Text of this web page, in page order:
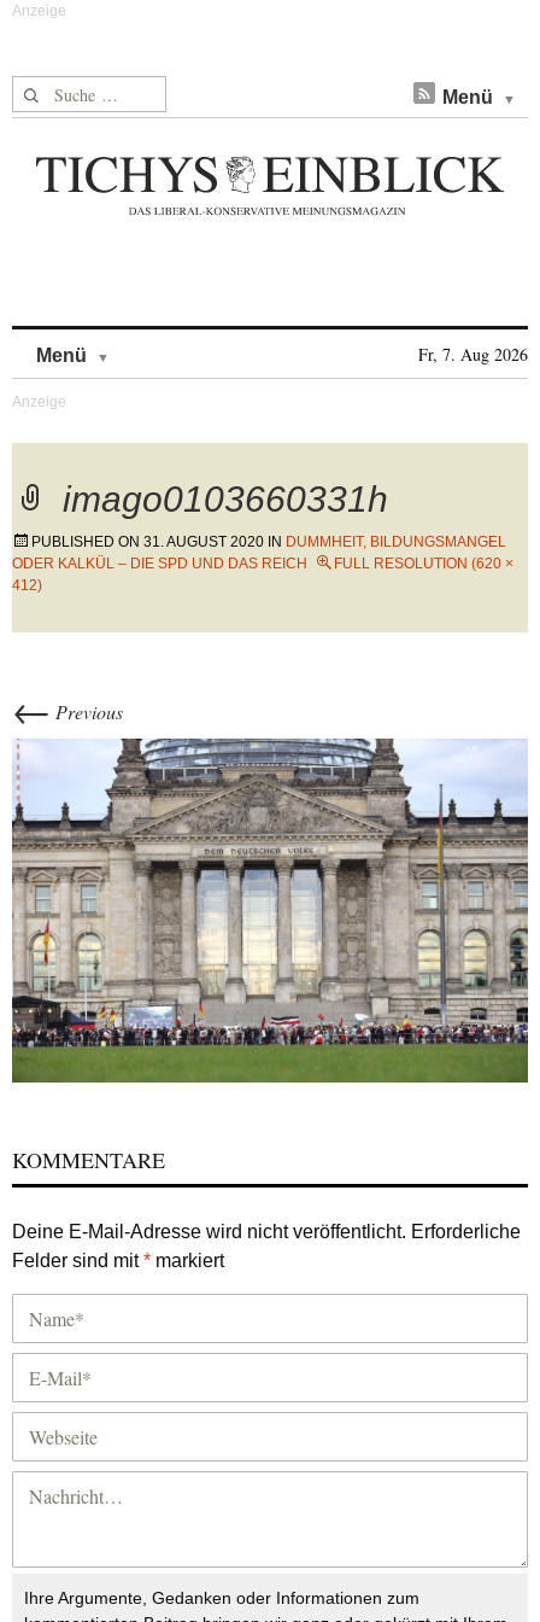
Suche nach: Menü
Menü Fr, 7. Aug 2026
imago0103660331h
PUBLISHED ON 31. AUGUST 2020 IN DUMMHEIT, BILDUNGSMANGEL
ODER KALKÜL – DIE SPD UND DAS REICH
FULL RESOLUTION (620 ×
412)
← Previous
KOMMENTARE
Deine E-Mail-Adresse wird nicht veröffentlicht. Erforderliche
Felder sind mit* markiert
Ihre Argumente, Gedanken oder Informationen zum